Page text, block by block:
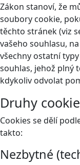
Zákon stanoví, že
soubory cookie,
těchto stránek (viz
vašeho souhlasu,
všechny ostatní
souhlas, jehož plný
kdykoliv odvolat
Druhy
Cookies se dělí
takto:
Nezbytné